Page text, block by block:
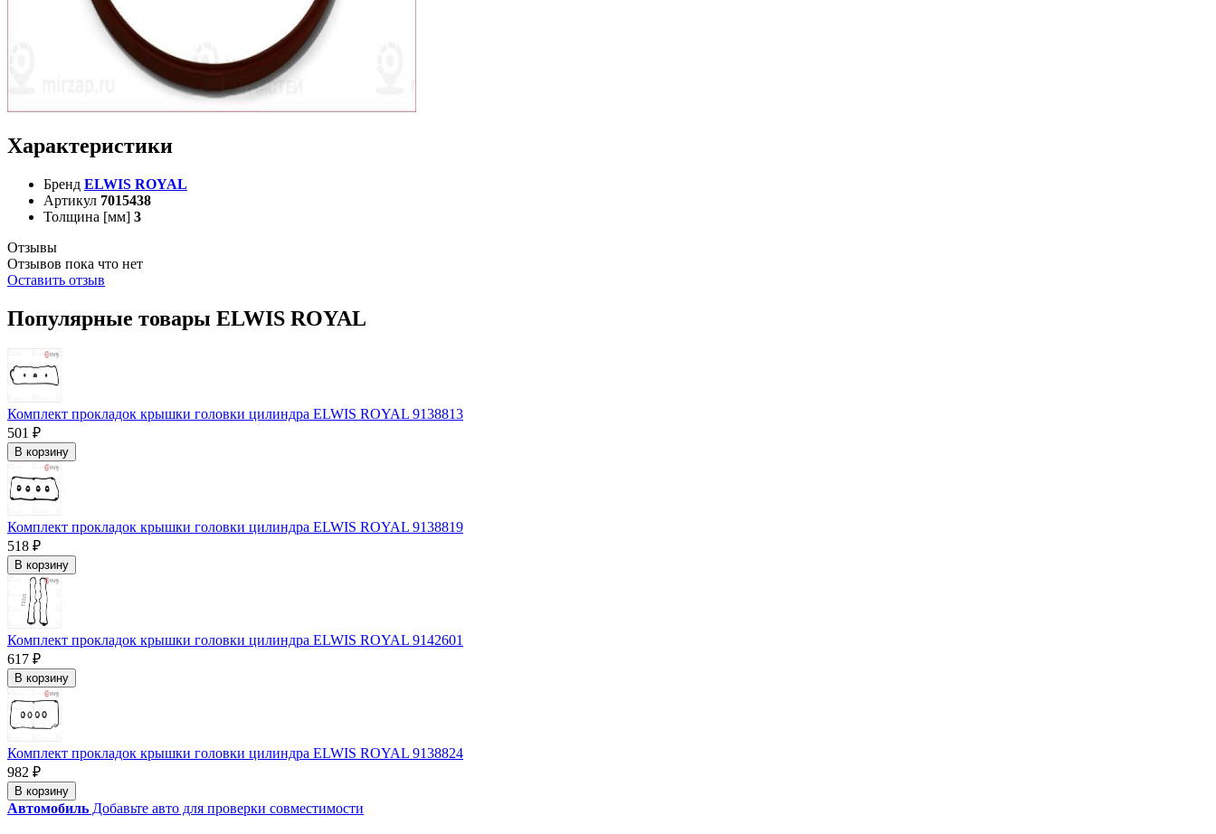
Характеристики
Бренд ELWIS ROYAL
Артикул 7015438
Толщина [мм] 3
Отзывы
Отзывов пока что нет
Оставить отзыв
Популярные товары ELWIS ROYAL
Комплект прокладок крышки головки цилиндра ELWIS ROYAL 9138813
501 ₽
В корзину
Комплект прокладок крышки головки цилиндра ELWIS ROYAL 9138819
518 ₽
В корзину
Комплект прокладок крышки головки цилиндра ELWIS ROYAL 9142601
617 ₽
В корзину
Комплект прокладок крышки головки цилиндра ELWIS ROYAL 9138824
982 ₽
В корзину
Автомобиль Добавьте авто для проверки совместимости